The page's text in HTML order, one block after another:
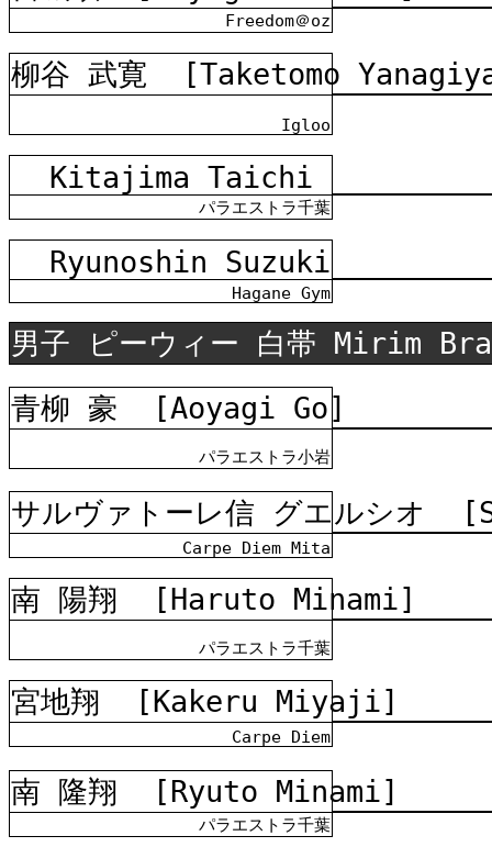
Freedom＠oz
柳谷 武寛 [Taketomo
Igloo
Kitajima Taichi
パラエストラ千葉
Ryunoshin Suzuki
Hagane Gym
男子 ピーウィー 白帯 Mirim
青柳 豪
[Aoyagi Go]
パラエストラ小岩
サルヴァトーレ信 グエルシオ
Carpe Diem Mita
南 陽翔 [Haruto Minami]
パラエストラ千葉
宮地翔 [Kakeru Miyaji]
Carpe Diem
南 隆翔 [Ryuto Minami]
パラエストラ千葉